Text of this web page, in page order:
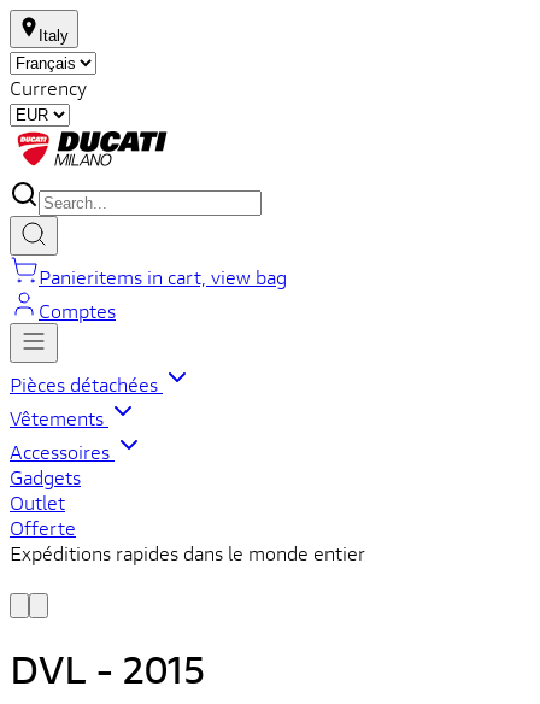
Italy
Currency
Panieritems in cart, view bag
Comptes
Pièces détachées
Vêtements
Accessoires
Gadgets
Outlet
Offerte
Expéditions rapides dans le monde entier
DVL - 2015